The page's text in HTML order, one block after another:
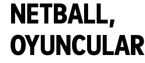
NETBALL,
OYUNCULARI